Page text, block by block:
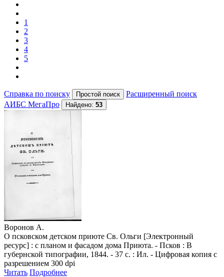
1
2
3
4
5
Справка по поиску
Расширенный поиск
АИБС МегаПро
Найдено: 53
Воронов А.
О псковском детском приюте Св. Ольги [Электронный
ресурс] : с планом и фасадом дома Приюта. - Псков : В
губернской типографии, 1844. - 37 с. : Ил. - Цифровая копия с
разрешением 300 dpi
Читать Подробнее